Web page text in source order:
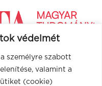
védelmét
személyre szabott
valamint a
(cookie)